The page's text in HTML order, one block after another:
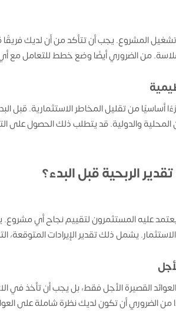
المشروع. يجب أن تتأكد من أن لديك فريقًا
من الضروري أيضًا وضع خطط للتعامل مع
جزءًا أساسيًا من تقليل المخاطر الاستثمارية.
والدولية. قد يتطلب ذلك الحصول على
عليه المستثمرون لتقييم نجاح أي مشروع.
يشمل ذلك تقدير الإيرادات المتوقعة،
القصيرة الأجل فقط، بل يجب أن تأخذ في
من الضروري أن تكون لديك نظرة شاملة على